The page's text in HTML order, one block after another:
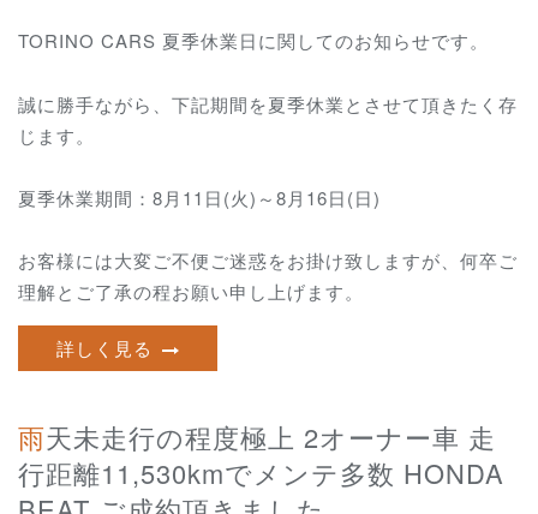
TORINO CARS 夏季休業日に関してのお知らせです。
誠に勝手ながら、下記期間を夏季休業とさせて頂きたく存
じます。
夏季休業期間：8月11日(火)～8月16日(日)
お客様には大変ご不便ご迷惑をお掛け致しますが、何卒ご
理解とご了承の程お願い申し上げます。
詳しく見る
雨天未走行の程度極上 2オーナー車 走
行距離11,530kmでメンテ多数 HONDA